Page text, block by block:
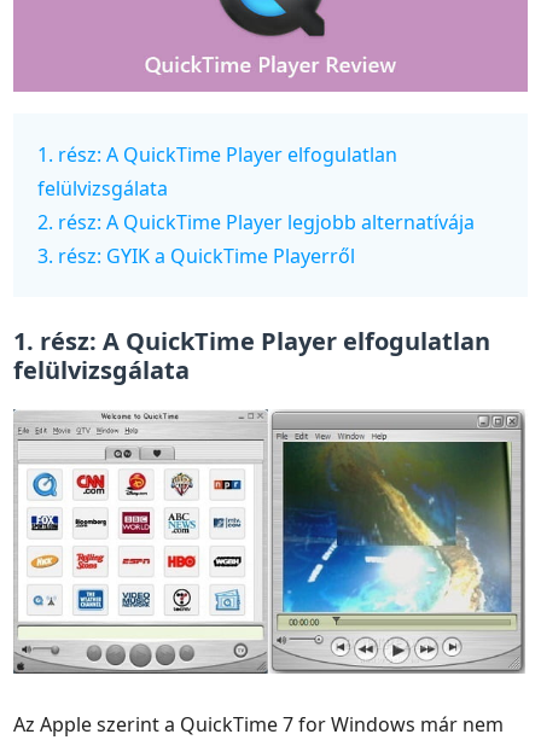
1. rész: A QuickTime Player elfogulatlan
felülvizsgálata
2. rész: A QuickTime Player legjobb alternatívája
3. rész: GYIK a QuickTime Playerről
1. rész: A QuickTime Player elfogulatlan
felülvizsgálata
Az Apple szerint a QuickTime 7 for Windows már nem